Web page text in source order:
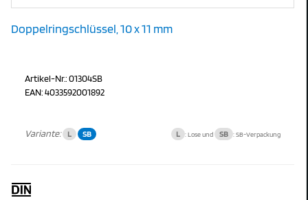
Doppelringschlüssel, 10 x 11 mm
Artikel-Nr.: 01304SB
EAN: 4033592001892
Variante: L SB L : Lose und SB : SB-Verpackung